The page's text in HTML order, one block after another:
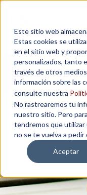
Este sitio web
Estas cookies se
en el sitio web y
personalizados, tanto
través de otros
información sobre las
consulte nuestra
No rastrearemos tu
nuestro sitio. Pero
tendremos que utilizar
no se te vuelva a pedir
Aceptar